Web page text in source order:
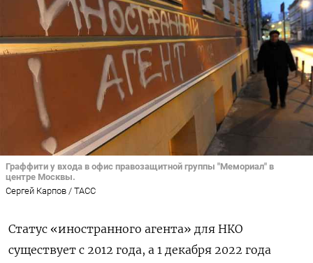
Граффити у входа в офис правозащитной группы "Мемориал" в
центре Москвы.
Сергей Карпов / ТАСС
Cтатус «иностранного агента» для НКО
существует с 2012 года, а 1 декабря 2022 года